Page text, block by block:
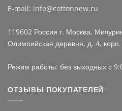
E-mail: info@cottonnew.ru
119602 Россия г. Москва,
Олимпийская деревня, д. 4,
Режим работы: без выходных с
ОТЗЫВЫ ПОКУПАТЕЛЕЙ